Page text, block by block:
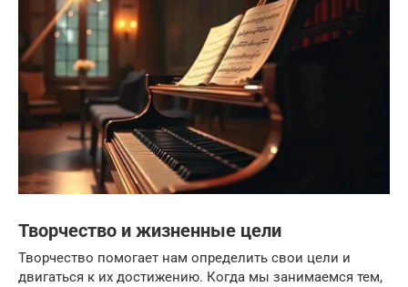
Творчество и жизненные цели
Творчество помогает нам определить свои цели и
двигаться к их достижению. Когда мы занимаемся тем,